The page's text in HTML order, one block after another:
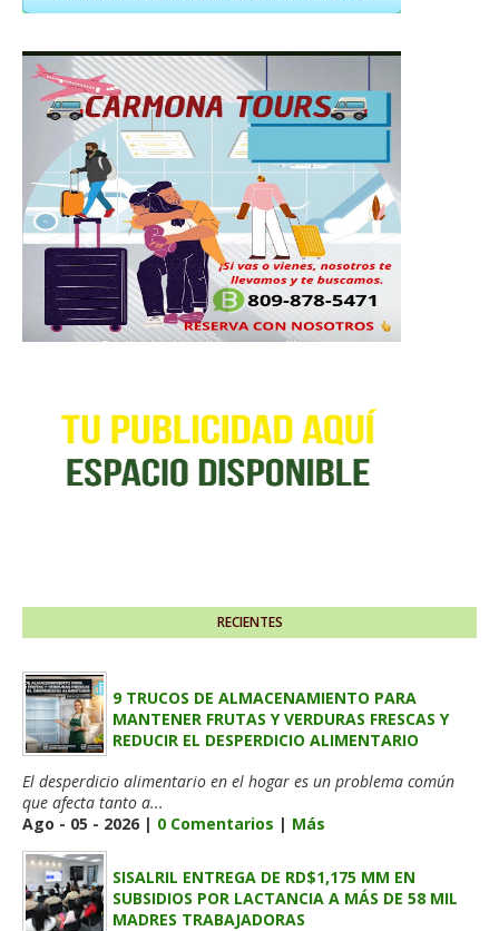
RECIENTES
9 TRUCOS DE ALMACENAMIENTO PARA
MANTENER FRUTAS Y VERDURAS FRESCAS Y
REDUCIR EL DESPERDICIO ALIMENTARIO
El desperdicio alimentario en el hogar es un problema común
que afecta tanto a...
Ago - 05 - 2026 | 0 Comentarios | Más
SISALRIL ENTREGA DE RD$1,175 MM EN
SUBSIDIOS POR LACTANCIA A MÁS DE 58 MIL
MADRES TRABAJADORAS